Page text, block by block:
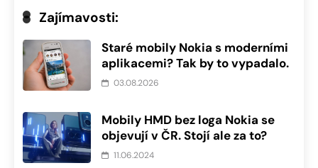
Zajímavosti:
Staré mobily Nokia s moderními
aplikacemi? Tak by to vypadalo.
03.08.2026
Mobily HMD bez loga Nokia se
objevují v ČR. Stojí ale za to?
11.06.2024